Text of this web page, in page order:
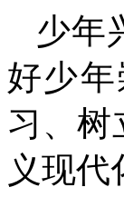
少年
好少
习、树
义现